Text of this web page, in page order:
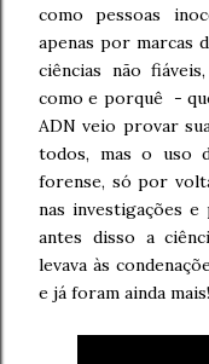
como pessoas
apenas por marcas
ciências não
como e porquê -
ADN veio provar
todos, mas o uso
forense, só por
nas investigações e
antes disso a
levava às
e já foram ainda mais!